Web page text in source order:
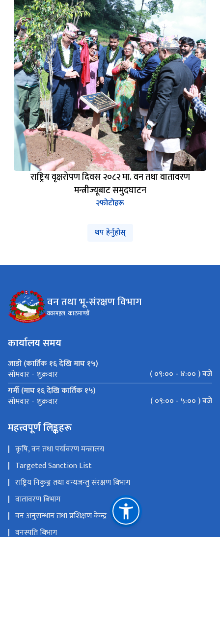
राष्ट्रिय वृक्षरोपण दिवस २०८२ मा. वन तथा वातावरण
मन्त्रीज्यूबाट समुदघाटन
२फोटोहरू
थप हेर्नुहोस्
वन तथा भू-संरक्षण विभाग
ववरमहल, काठमाण्डौं
कार्यालय समय
जाडो (कार्तिक १६ देखि माघ १५)
सोमवार - शुक्रवार
( ०९:०० - ४:०० ) बजे
गर्मी (माघ १६ देखि कार्तिक १५)
सोमवार - शुक्रवार ( ०९:०० - ५:०० ) बजे
महत्त्वपूर्ण लिङ्कहरू
कृषि, वन तथा पर्यावरण मन्त्रालय
Targeted Sanction List
राष्ट्रिय निकुञ्ज तथा वन्यजन्तु संरक्षण बिभाग
वातावरण बिभाग
वन अनुसन्धान तथा प्रशिक्षण केन्द्र
वनस्पति बिभाग